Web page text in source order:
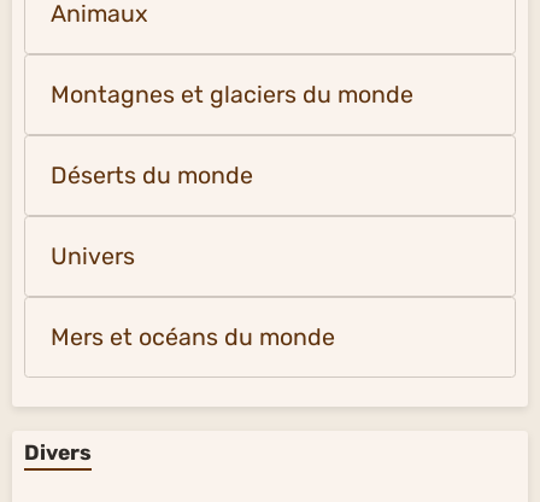
Animaux
Montagnes et glaciers du monde
Déserts du monde
Univers
Mers et océans du monde
Divers